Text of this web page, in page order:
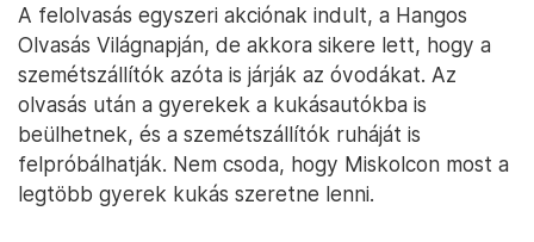
A felolvasás egyszeri akciónak indult, a Hangos
Olvasás Világnapján, de akkora sikere lett, hogy a
szemétszállítók azóta is járják az óvodákat. Az
olvasás után a gyerekek a kukásautókba is
beülhetnek, és a szemétszállítók ruháját is
felpróbálhatják. Nem csoda, hogy Miskolcon most a
legtöbb gyerek kukás szeretne lenni.